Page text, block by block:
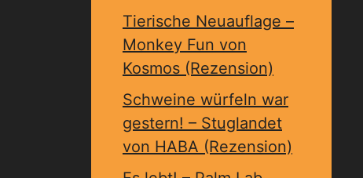
Tierische Neuauflage –
Monkey Fun von
Kosmos (Rezension)
Schweine würfeln war
gestern! – Stuglandet
von HABA (Rezension)